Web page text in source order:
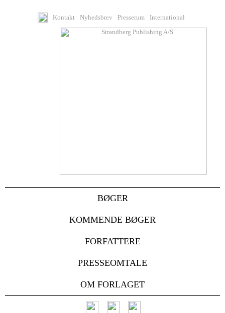
Kontakt Nyhedsbrev Presserum International
BØGER
KOMMENDE BØGER
FORFATTERE
PRESSEOMTALE
OM FORLAGET